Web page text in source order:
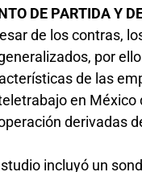
DE PARTIDA Y
de los contras,
por
de las
en México
derivadas
incluyó un